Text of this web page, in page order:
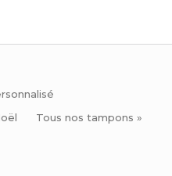
Tous nos tampons »